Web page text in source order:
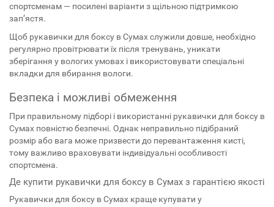
спортсменам — посилені варіанти з щільною підтримкою
зап’ястя.
Щоб рукавички для боксу в Сумах служили довше, необхідно
регулярно провітрювати їх після тренувань, уникати
зберігання у вологих умовах і використовувати спеціальні
вкладки для вбирання вологи.
Безпека і можливі обмеження
При правильному підборі і використанні рукавички для боксу в
Сумах повністю безпечні. Однак неправильно підібраний
розмір або вага може призвести до перевантаження кисті,
тому важливо враховувати індивідуальні особливості
спортсмена.
Де купити рукавички для боксу в Сумах з гарантією якості
Рукавички для боксу в Сумах краще купувати у